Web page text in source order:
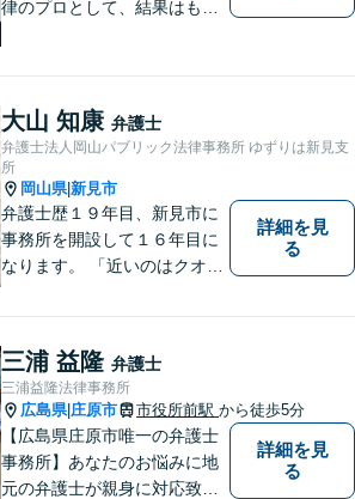
律のプロとして、結果はもち
依頼者様の心を理解し，寄り
添いながら問題い解決のサポ
ートを心がけています。
大山 知康 弁護士
弁護士法人岡山パブリック法律事務所 ゆずりは新見支
所
岡山県|新見市
弁護士歴１９年目、新見市に
事務所を開設して１６年目に
なります。 「近いのはクオリ
皆さまに距離的にも精神的に
も「近い」法律事務所となれ
るよう職員一同頑張っていま
す。 お気軽にお問い合わせく
ださい。
詳細を見
る
三浦 益隆 弁護士
三浦益隆法律事務所
広島県| 庄原市 市役所前駅 から徒歩5分
【広島県庄原市唯一の弁護士
事務所】あなたのお悩みに地
元の弁護士が親身に対応致し
詳細を見
る